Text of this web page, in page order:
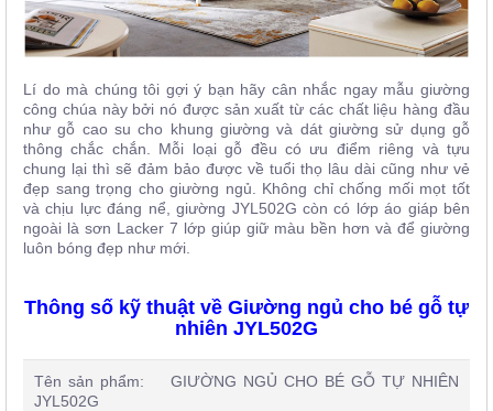
Lí do mà chúng tôi gợi ý bạn hãy cân nhắc ngay mẫu giường
công chúa này bởi nó được sản xuất từ các chất liệu hàng đầu
như gỗ cao su cho khung giường và dát giường sử dụng gỗ
thông chắc chắn. Mỗi loại gỗ đều có ưu điểm riêng và tựu
chung lại thì sẽ đảm bảo được về tuổi thọ lâu dài cũng như vẻ
đẹp sang trọng cho giường ngủ. Không chỉ chống mối mọt tốt
và chịu lực đáng nể, giường JYL502G còn có lớp áo giáp bên
ngoài là sơn Lacker 7 lớp giúp giữ màu bền hơn và để giường
luôn bóng đẹp như mới.
Thông số kỹ thuật về Giường ngủ cho bé gỗ tự
nhiên JYL502G
Tên sản phẩm: GIƯỜNG NGỦ CHO BÉ GỖ TỰ NHIÊN
JYL502G